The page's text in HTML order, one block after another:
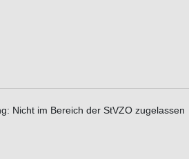
Nicht im Bereich der StVZO zugelassen